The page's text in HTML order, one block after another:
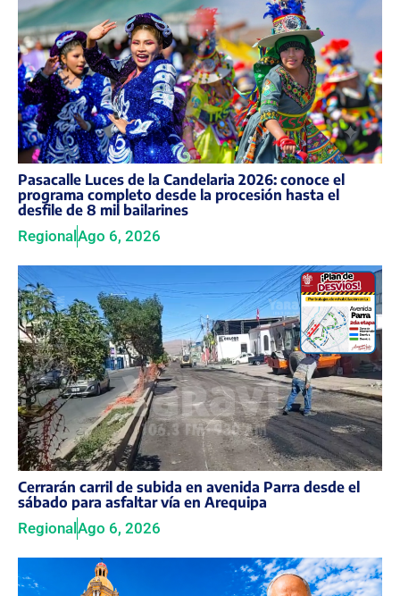
Pasacalle Luces de la Candelaria 2026: conoce el
programa completo desde la procesión hasta el
desfile de 8 mil bailarines
Regional Ago 6, 2026
Cerrarán carril de subida en avenida Parra desde el
sábado para asfaltar vía en Arequipa
RegionalAgo 6, 2026